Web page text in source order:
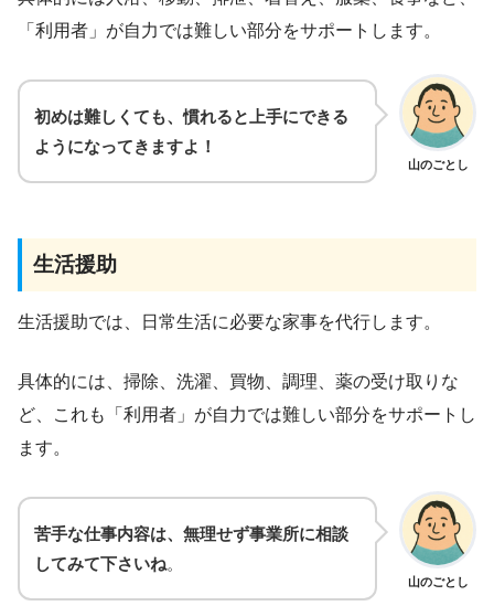
「利用者」が自力では難しい部分をサポートします。
山のごとし
初めは難しくても、慣れると上手にできる
ようになってきますよ！
生活援助
生活援助では、日常生活に必要な家事を代行します。
具体的には、掃除、洗濯、買物、調理、薬の受け取りな
ど、これも「利用者」が自力では難しい部分をサポートし
ます。
山のごとし
苦手な仕事内容は、無理せず事業所に相談
してみて下さいね。